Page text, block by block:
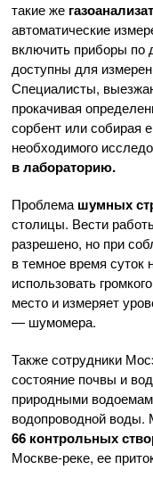
такие же
автоматические
включить приборы по
доступны для
Специалисты,
прокачивая
сорбент или собирая
необходимого
в лабораторию.
Проблемашумных
столицы. Вести
разрешено, но при
в темное время суток
использовать
место и измеряет
— шумомера.
Также сотрудники
состояние почвы и
природными
водопроводной воды.
66 контрольных
Москве-реке, ее